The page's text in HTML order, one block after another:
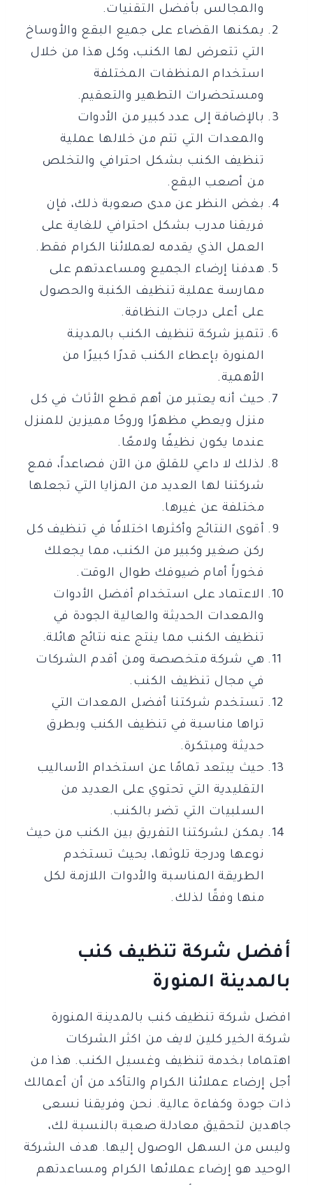
والمجالس بأفضل التقنيات.
يمكنها القضاء على جميع البقع والأوساخ
التي تتعرض لها الكنب، وكل هذا من خلال
استخدام المنظفات المختلفة
ومستحضرات التطهير والتعقيم.
بالإضافة إلى عدد كبير من الأدوات
والمعدات التي تتم من خلالها عملية
تنظيف الكنب بشكل احترافي والتخلص
من أصعب البقع.
بغض النظر عن مدى صعوبة ذلك، فإن
فريقنا مدرب بشكل احترافي للغاية على
العمل الذي يقدمه لعملائنا الكرام فقط.
هدفنا إرضاء الجميع ومساعدتهم على
ممارسة عملية تنظيف الكنبة والحصول
على أعلى درجات النظافة.
تتميز شركة تنظيف الكنب بالمدينة
المنورة بإعطاء الكنب قدرًا كبيرًا من
الأهمية.
حيث أنه يعتبر من أهم قطع الأثاث في كل
منزل ويعطي مظهرًا وروحًا مميزين للمنزل
عندما يكون نظيفًا ولامعًا.
لذلك لا داعي للقلق من الآن فصاعداً، فمع
شركتنا لها العديد من المزايا التي تجعلها
مختلفة عن غيرها.
أقوى النتائج وأكثرها اختلافًا في تنظيف كل
ركن صغير وكبير من الكنب، مما يجعلك
فخوراً أمام ضيوفك طوال الوقت.
الاعتماد على استخدام أفضل الأدوات
والمعدات الحديثة والعالية الجودة في
تنظيف الكنب مما ينتج عنه نتائج هائلة.
هي شركة متخصصة ومن أقدم الشركات
في مجال تنظيف الكنب.
تستخدم شركتنا أفضل المعدات التي
تراها مناسبة في تنظيف الكنب وبطرق
حديثة ومبتكرة.
حيث يبتعد تمامًا عن استخدام الأساليب
التقليدية التي تحتوي على العديد من
السلبيات التي تضر بالكنب.
يمكن لشركتنا التفريق بين الكنب من حيث
نوعها ودرجة تلوثها، بحيث تستخدم
الطريقة المناسبة والأدوات اللازمة لكل
منها وفقًا لذلك.
أفضل شركة تنظيف كنب
بالمدينة المنورة
افضل شركة تنظيف كنب بالمدينة المنورة
شركة الخير كلين لايف من اكثر الشركات
اهتماما بخدمة تنظيف وغسيل الكنب. هذا من
أجل إرضاء عملائنا الكرام والتأكد من أن أعمالك
ذات جودة وكفاءة عالية. نحن وفريقنا نسعى
جاهدين لتحقيق معادلة صعبة بالنسبة لك،
وليس من السهل الوصول إليها. هدف الشركة
الوحيد هو إرضاء عملائها الكرام ومساعدتهم